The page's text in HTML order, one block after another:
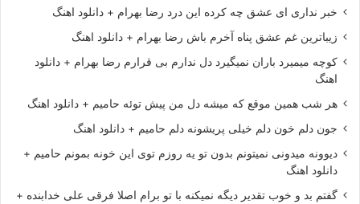
خبر نداری ای عشق چه کرده این درد رضا بهرام + دانلود اهنگ
زیباترین غم عشق پناه آخرم باش رضا بهرام + دانلود اهنگ
کوچه میمیرد باران نمیگیرد دل ندارم بی قرارم رضا بهرام + دانلود
اهنگ
هر شب همین موقع که میشه دل من پیش توئه حامیم + دانلود اهنگ
جون دلم خون دلم خیلی پریشونه دلم حامیم + دانلود اهنگ
دیوونه میدونی نمیتونم بدون تو یه روزم توی این خونه بمونم حامیم +
دانلود اهنگ
گفتم بد و خوب تقدیر دیگه نمیکنه با تو برام اصلا فرقی علی خدابنده +